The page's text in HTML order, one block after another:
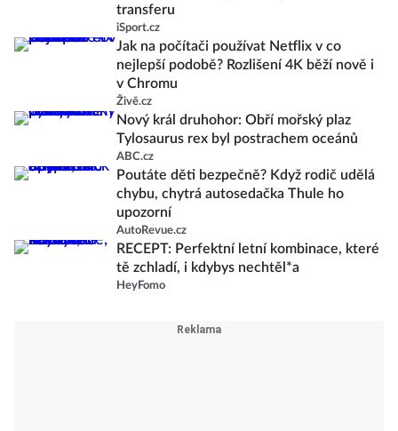
transferu
iSport.cz
Jak na počítači používat Netflix v co
nejlepší podobě? Rozlišení 4K běží nově i
v Chromu
Živě.cz
Nový král druhohor: Obří mořský plaz
Tylosaurus rex byl postrachem oceánů
ABC.cz
Poutáte děti bezpečně? Když rodič udělá
chybu, chytrá autosedačka Thule ho
upozorní
AutoRevue.cz
RECEPT: Perfektní letní kombinace, které
tě zchladí, i kdybys nechtěl*a
HeyFomo